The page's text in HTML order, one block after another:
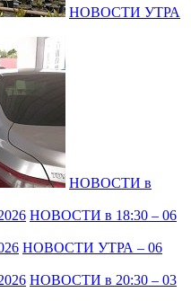
НОВОСТИ УТРА
НОВОСТИ в
НОВОСТИ в 18:30 – 06
НОВОСТИ УТРА – 06
НОВОСТИ в 20:30 – 03